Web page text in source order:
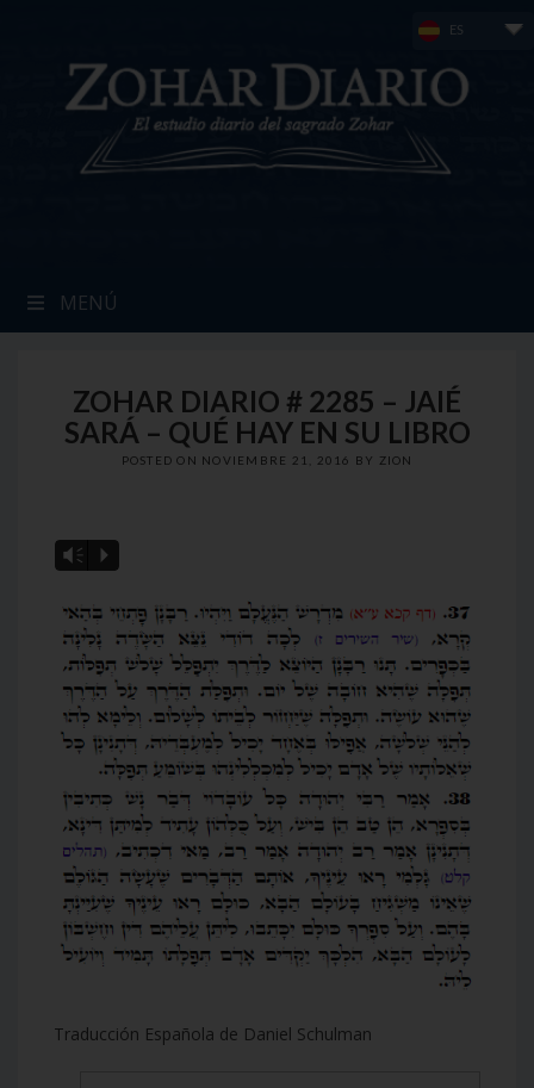
ES
MENÚ
ZOHAR DIARIO # 2285 – JAIÉ
SARÁ – QUÉ HAY EN SU LIBRO
POSTED ON NOVIEMBRE 21, 2016 BY ZION
Vm P
Traducción Española de Daniel Schulman